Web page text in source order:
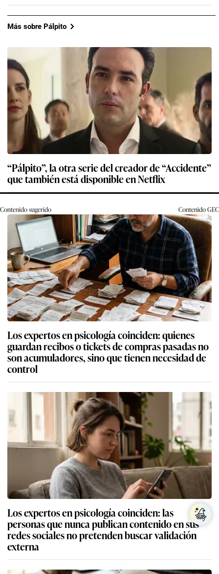
Más sobre Pálpito
“Pálpito”, la otra serie del creador de “Accidente”
que también está disponible en Netflix
Contenido sugerido ContenidoGEC
Los expertos en psicología coinciden: quienes
guardan recibos o tickets de compras pasadas no
son acumuladores, sino que tienen necesidad de
control
Los expertos en psicología coinciden: las
personas que nunca publican contenido en sus
redes sociales no pretenden buscar validación
externa